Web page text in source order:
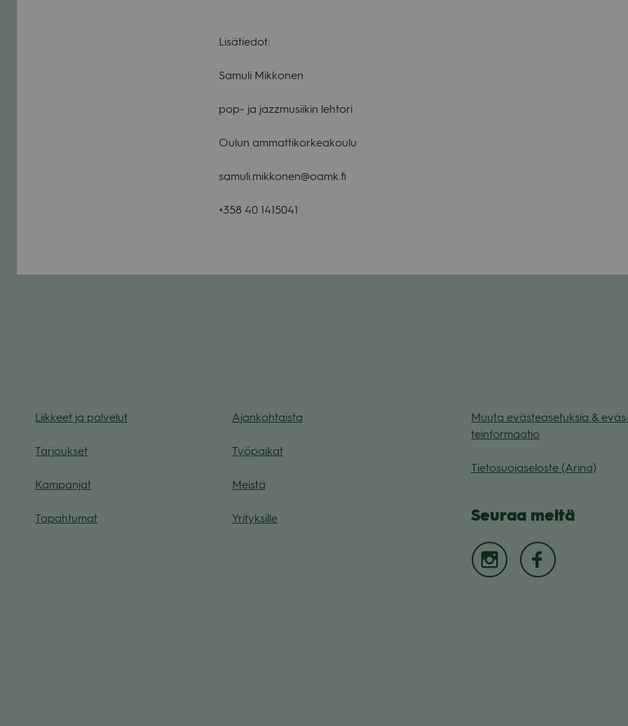
Lisä­tie­dot:
Samuli Mik­ko­nen
pop- ja jazz­musii­kin leh­tori
Oulun ammat­ti­kor­kea­koulu
samuli.mikkonen@oamk.fi
+358 40 1415041
Liik­keet ja pal­ve­lut
Tar­jouk­set
Kam­pan­jat
Tapah­tu­mat
Ajan­koh­taista
Työ­pai­kat
Meistä
Yri­tyk­sille
Muuta eväs­tea­se­tuk­sia &
tein­for­maa­tio
Tie­to­suo­ja­se­loste (Arina)
Seu­raa meitä